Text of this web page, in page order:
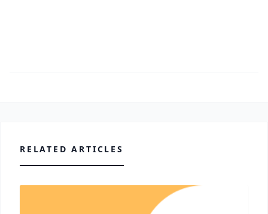
RELATED ARTICLES